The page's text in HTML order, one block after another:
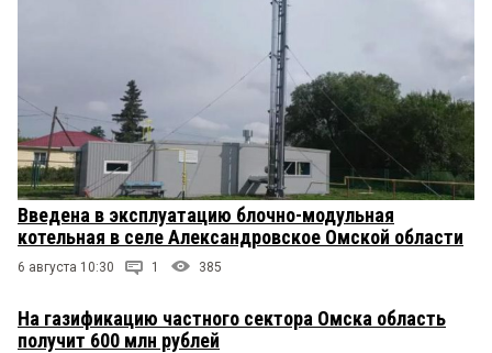
Введена в эксплуатацию блочно-модульная
котельная в селе Александровское Омской области
6 августа 10:30 1 385
На газификацию частного сектора Омска область
получит 600 млн рублей